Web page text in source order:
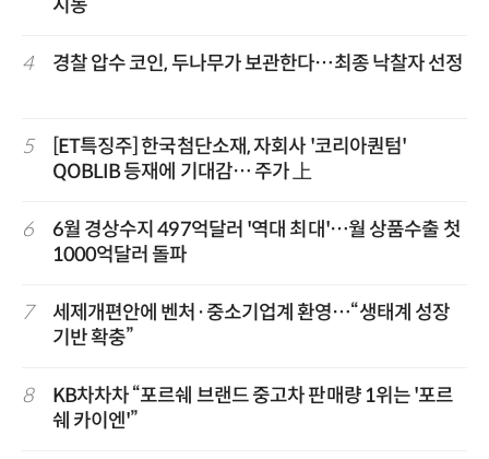
시동
4 경찰 압수 코인, 두나무가 보관한다…최종 낙찰자 선정
5
[ET특징주] 한국첨단소재, 자회사 '코리아퀀텀'
QOBLIB 등재에 기대감… 주가 上
6
6월 경상수지 497억달러 '역대 최대'…월 상품수출 첫
1000억달러 돌파
7
세제개편안에 벤처·중소기업계 환영…“생태계 성장
기반 확충”
8
KB차차차 “포르쉐 브랜드 중고차 판매량 1위는 '포르
쉐 카이엔'”